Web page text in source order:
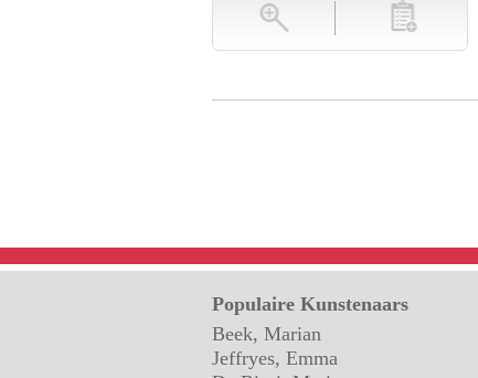
toevoegen vergroten
Populaire Kunstenaars
Beek, Marian
Jeffryes, Emma